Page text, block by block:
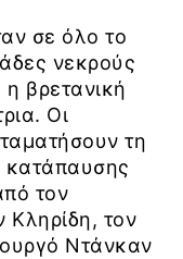
σε όλο το
νεκρούς
η βρετανική
Οι
τη
κατάπαυσης
τον
Κληρίδη, τον
Ντάνκαν